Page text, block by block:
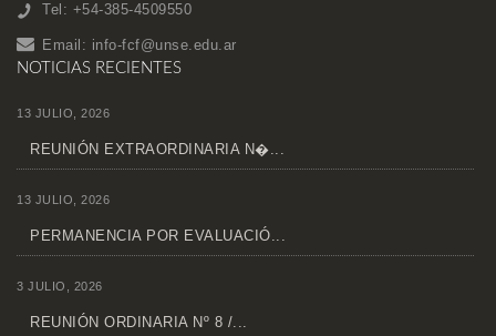
Tel: +54-385-4509550
Email: info-fcf@unse.edu.ar
NOTICIAS RECIENTES
13 JULIO, 2026
REUNIÓN EXTRAORDINARIA N�...
13 JULIO, 2026
PERMANENCIA POR EVALUACIÓ...
3 JULIO, 2026
REUNIÓN ORDINARIA Nº 8 /...